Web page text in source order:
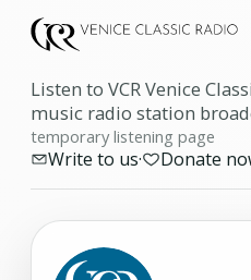
Listen to VCR Venice
music radio station
temporary listening page
Write to us· Donate